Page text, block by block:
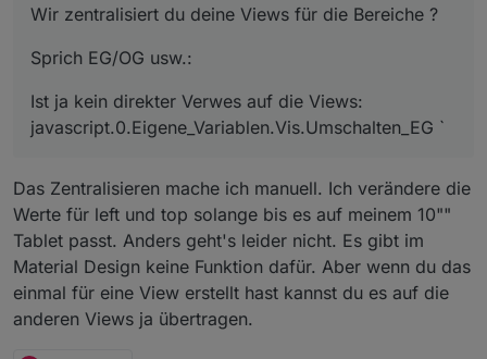
Wir zentralisiert du deine Views für die Bereiche ?
Sprich EG/OG usw.:
Ist ja kein direkter Verwes auf die Views:
javascript.0.Eigene_Variablen.Vis.Umschalten_EG `
Das Zentralisieren mache ich manuell. Ich verändere die
Werte für left und top solange bis es auf meinem 10""
Tablet passt. Anders geht's leider nicht. Es gibt im
Material Design keine Funktion dafür. Aber wenn du das
einmal für eine View erstellt hast kannst du es auf die
anderen Views ja übertragen.